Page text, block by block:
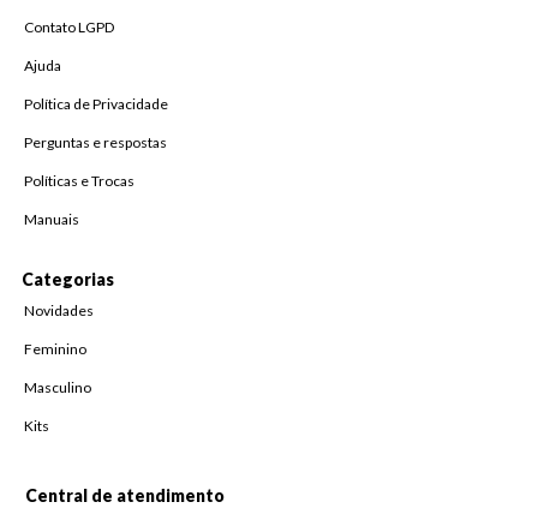
Contato LGPD
Ajuda
Política de Privacidade
Perguntas e respostas
Políticas e Trocas
Manuais
Categorias
Novidades
Feminino
Masculino
Kits
Central de atendimento